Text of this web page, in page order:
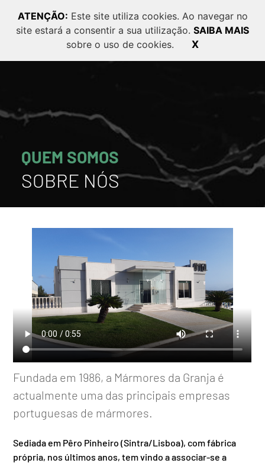
ATENÇÃO: Este site utiliza cookies. Ao navegar no
site estará a consentir a sua utilização. SAIBA MAIS
sobre o uso de cookies.
X
PT EN FR
QUEM SOMOS
SOBRE NÓS
Fundada em 1986, a Mármores da Granja é
actualmente uma das principais empresas
portuguesas de mármores.
Sediada em Pêro Pinheiro (Sintra/Lisboa), com fábrica
própria, nos últimos anos, tem vindo a associar-se a